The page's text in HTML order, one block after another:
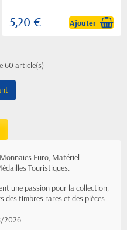
5,20 € Ajouter
60 article(s)
Euro, Matériel
Touristiques.
une passion pour la collection,
timbres rares et des pièces
2026